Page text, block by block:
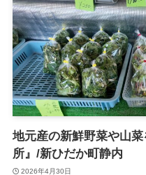
地元産の新鮮野菜や山
所』/新ひだか町静内
2026年4月30日